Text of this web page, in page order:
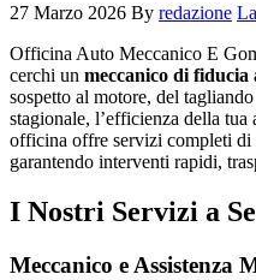
27 Marzo 2026 By redazione
Officina Auto Meccanico E
cerchi un meccanico di fiducia
sospetto al motore, del
stagionale, l’efficienza della
officina offre servizi completi di
garantendo interventi rapidi,
I Nostri Servizi a
Meccanico e Assistenza